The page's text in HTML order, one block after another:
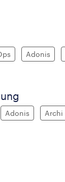
Adonis
Adonis Archi